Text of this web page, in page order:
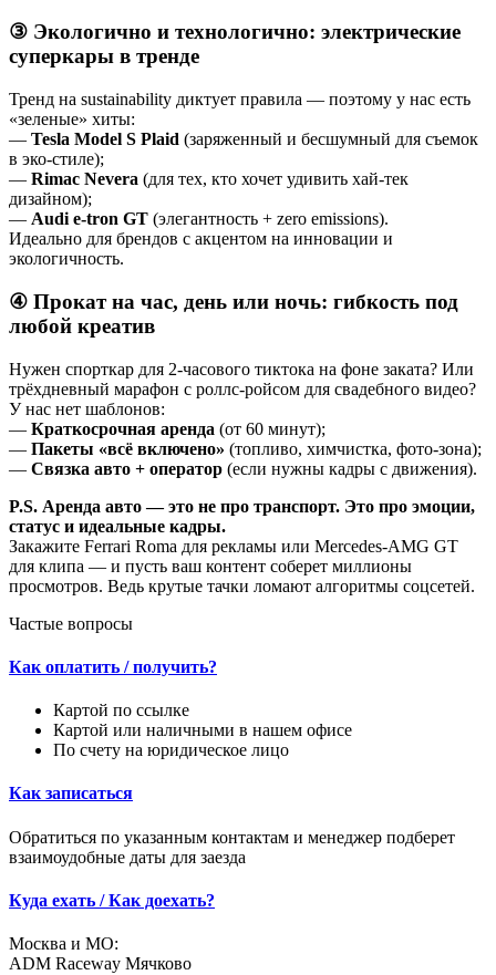
③ Экологично и технологично: электрические
суперкары в тренде
Тренд на sustainability диктует правила — поэтому у нас есть
«зеленые» хиты:
— Tesla Model S Plaid (заряженный и бесшумный для съемок
в эко-стиле);
— Rimac Nevera (для тех, кто хочет удивить хай-тек
дизайном);
— Audi e-tron GT (элегантность + zero emissions).
Идеально для брендов с акцентом на инновации и
экологичность.
④ Прокат на час, день или ночь: гибкость под
любой креатив
Нужен спорткар для 2-часового тиктока на фоне заката? Или
трёхдневный марафон с роллс-ройсом для свадебного видео?
У нас нет шаблонов:
— Краткосрочная аренда (от 60 минут);
— Пакеты «всё включено» (топливо, химчистка, фото-зона);
— Связка авто + оператор (если нужны кадры с движения).
P.S. Аренда авто — это не про транспорт. Это про эмоции,
статус и идеальные кадры.
Закажите Ferrari Roma для рекламы или Mercedes-AMG GT
для клипа — и пусть ваш контент соберет миллионы
просмотров. Ведь крутые тачки ломают алгоритмы соцсетей.
Частые вопросы
Как оплатить / получить?
Картой по ссылке
Картой или наличными в нашем офисе
По счету на юридическое лицо
Как записаться
Обратиться по указанным контактам и менеджер подберет
взаимоудобные даты для заезда
Куда ехать / Как доехать?
Москва и МО:
ADM Raceway Мячково